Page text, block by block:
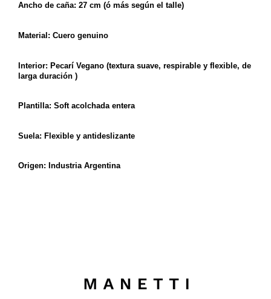
Ancho de caña: 27 cm (ó más según el talle)
Material: Cuero genuino
Interior: Pecarí Vegano (textura suave, respirable y flexible, de
larga duración )
Plantilla: Soft acolchada entera
Suela: Flexible y antideslizante
Origen: Industria Argentina